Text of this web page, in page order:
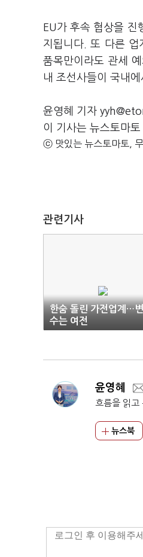
EU가 후속 협상을
지됩니다. 또 다른 업
품목만이라도 관세
내 조선사들이 국내
윤영혜 기자
이 기사는 뉴스토마
ⓒ 맛있는 뉴스토마토,
관련기사
한숨 돌린 가전업계…변
수는 여전
윤영혜
흐름을 읽고
뉴스북